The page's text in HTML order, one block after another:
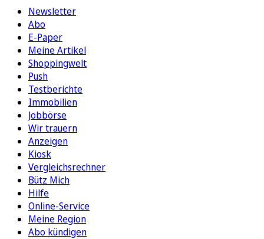
Newsletter
Abo
E-Paper
Meine Artikel
Shoppingwelt
Push
Testberichte
Immobilien
Jobbörse
Wir trauern
Anzeigen
Kiosk
Vergleichsrechner
Bütz Mich
Hilfe
Online-Service
Meine Region
Abo kündigen